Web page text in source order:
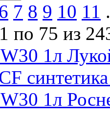
7 8 9 10 11
по 75 из
1л
1л